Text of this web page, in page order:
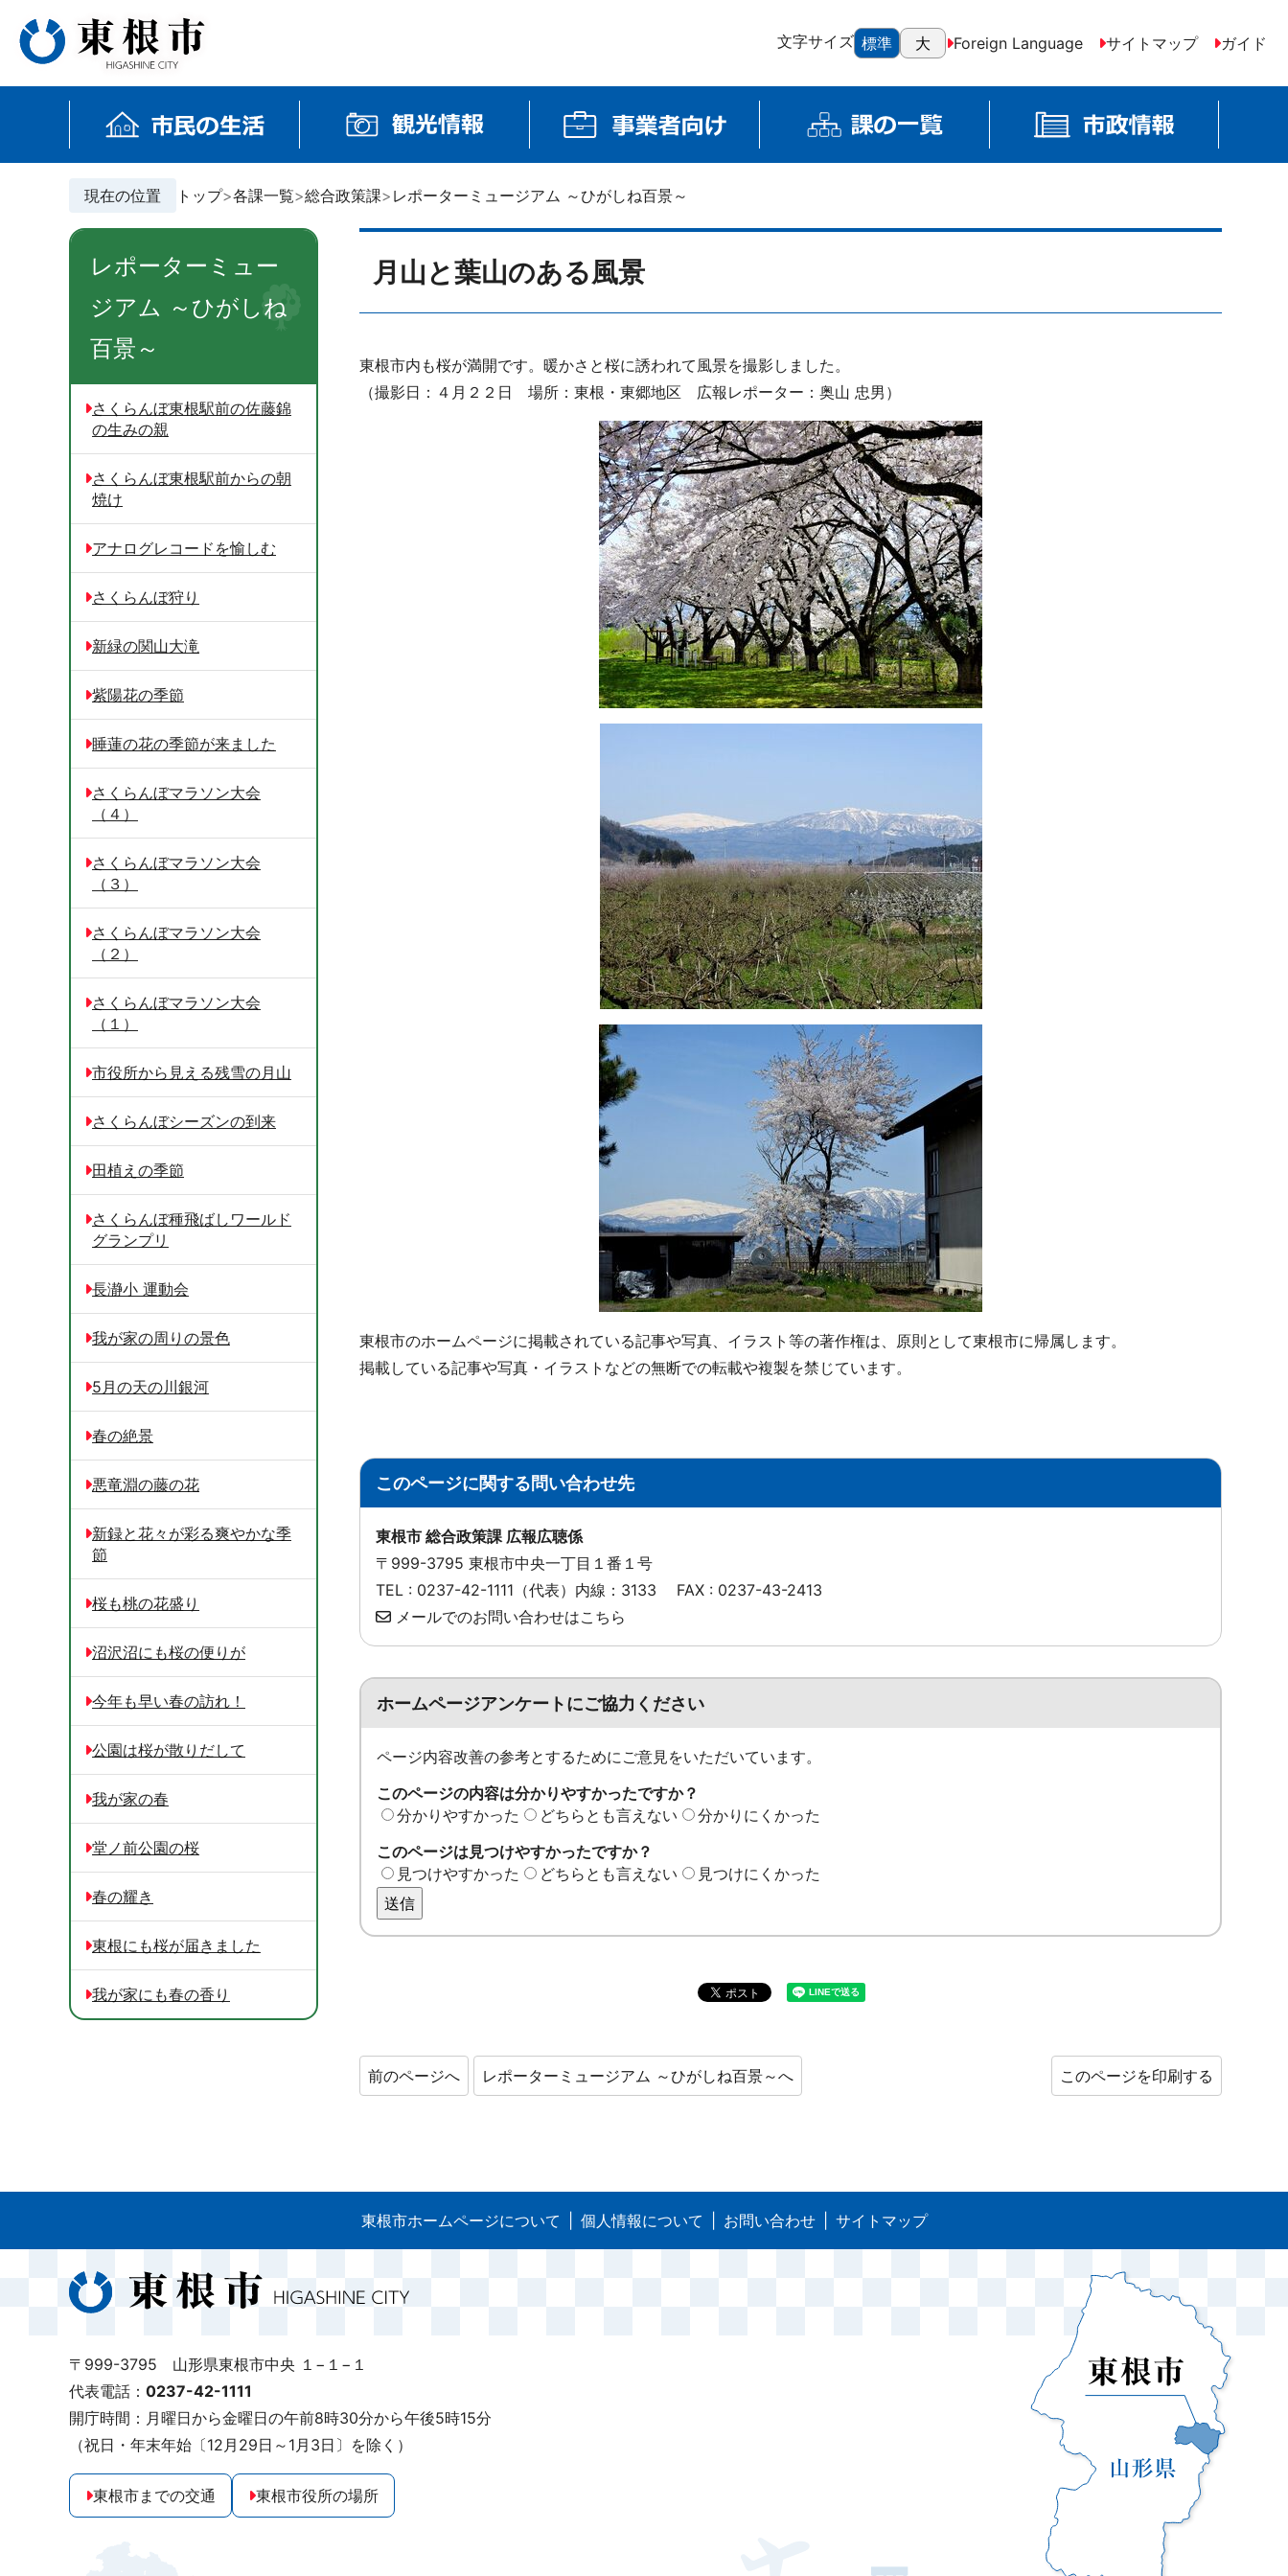
文字サイズ 標準 大 Foreign Language サイトマップ ガイド
現在の位置 トップ 各課一覧 総合政策課 レポーターミュージアム ～ひがしね百景～
月山と葉山のある風景
東根市内も桜が満開です。暖かさと桜に誘われて風景を撮影しました。
（撮影日：４月２２ 日 場所：東根・東郷地区 広報レポーター：奥山 忠男）
東根市のホームページに掲載されている記事や写真、イラスト等の著作権は、原則として東根市に帰属します。
掲載している記事や写真・イラストなどの無断での転載や複製を禁じています。
このページに関する問い合わせ先
東根市 総合政策課 広報広聴係
〒999-3795 東根市中央一丁目１番１号
TEL : 0237-42-1111（代表）内線：3133
FAX : 0237-43-2413
メールでのお問い合わせはこちら
ホームページアンケートにご協力ください
ページ内容改善の参考とするためにご意見をいただいています。
このページの内容は分かりやすかったですか？
分かりやすかった
どちらとも言えない
分かりにくかった
このページは見つけやすかったですか？
見つけやすかった
どちらとも言えない
見つけにくかった
送信
前のページへ レポーターミュージアム ～ひがしね百景～へ このページを印刷する
レポーターミュー
ジアム ～ひがしね
百景～
さくらんぼ東根駅前の佐藤錦
の生みの親
さくらんぼ東根駅前からの朝
焼け
アナログレコードを愉しむ
さくらんぼ狩り
新緑の関山大滝
紫陽花の季節
睡蓮の花の季節が来ました
さくらんぼマラソン大会
（４）
さくらんぼマラソン大会
（３）
さくらんぼマラソン大会
（２）
さくらんぼマラソン大会
（１）
市役所から見える残雪の月山
さくらんぼシーズンの到来
田植えの季節
さくらんぼ種飛ばしワールド
グランプリ
長瀞小 運動会
我が家の周りの景色
5月の天の川銀河
春の絶景
悪竜淵の藤の花
新録と花々が彩る爽やかな季
節
桜も桃の花盛り
沼沢沼にも桜の便りが
今年も早い春の訪れ！
公園は桜が散りだして
我が家の春
堂ノ前公園の桜
春の耀き
東根にも桜が届きました
我が家にも春の香り
東根市ホームページについて 個人情報について お問い合わせ サイトマップ
〒999-3795 山形県東根市中央 １−１−１
代表電話： 0237-42-1111
開庁時間：月曜日から金曜日の午前8時30分から午後5時15分
（祝日・年末年始〔12月29日～1月3日〕を除く）
東根市までの交通 東根市役所の場所